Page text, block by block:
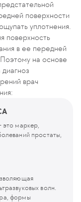
поверхности
уплотнения.
поверхность
в ее передней
на основе
врач
это маркер,
простаты,
волн.
формы